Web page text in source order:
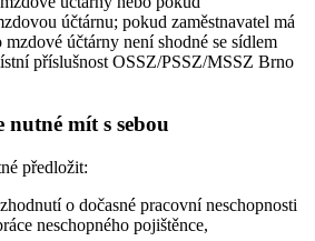
účtárnu; pokud zaměstnavatel má
účtárny není shodné se sídlem
příslušnost OSSZ/PSSZ/MSSZ Brno
mít s sebou
předložit:
o dočasné pracovní neschopnosti
neschopného pojištěnce,